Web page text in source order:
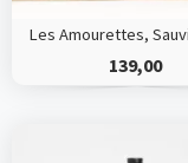
139,00